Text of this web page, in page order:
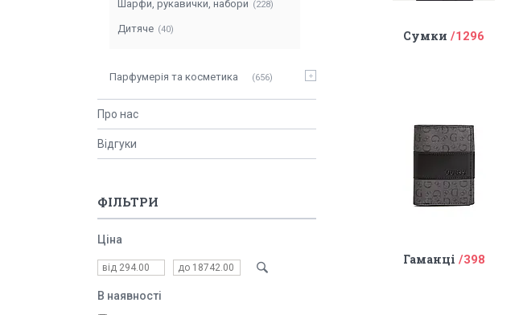
Сумки 1296
Гаманці 398
Шарфи, рукавички, набори 228
Дитяче 40
Парфумерія та косметика 656
Про нас
Відгуки
ФІЛЬТРИ
Ціна
В наявності